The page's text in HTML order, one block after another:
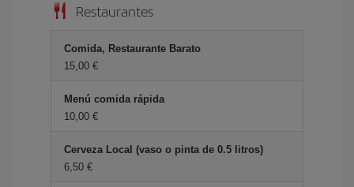
Restaurantes
Comida, Restaurante Barato
15,00 €
Menú comida rápida
10,00 €
Cerveza Local (vaso o pinta de 0.5 litros)
6,50 €